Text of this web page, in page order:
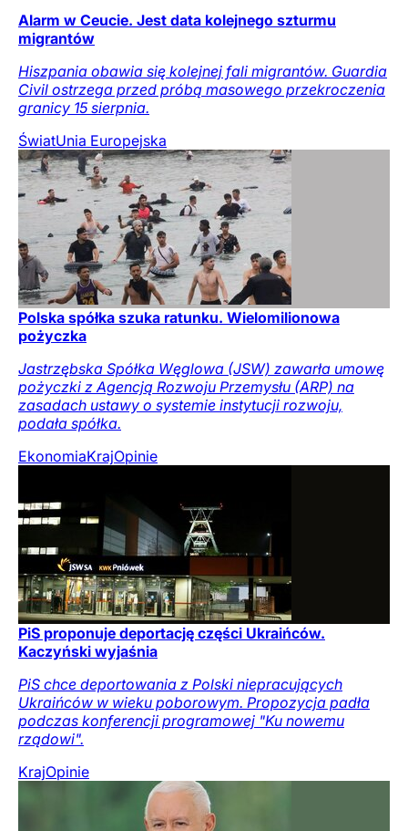
Alarm w Ceucie. Jest data kolejnego szturmu
migrantów
Hiszpania obawia się kolejnej fali migrantów. Guardia
Civil ostrzega przed próbą masowego przekroczenia
granicy 15 sierpnia.
ŚwiatUnia Europejska
Polska spółka szuka ratunku. Wielomilionowa
pożyczka
Jastrzębska Spółka Węglowa (JSW) zawarła umowę
pożyczki z Agencją Rozwoju Przemysłu (ARP) na
zasadach ustawy o systemie instytucji rozwoju,
podała spółka.
EkonomiaKrajOpinie
PiS proponuje deportację części Ukraińców.
Kaczyński wyjaśnia
PiS chce deportowania z Polski niepracujących
Ukraińców w wieku poborowym. Propozycja padła
podczas konferencji programowej "Ku nowemu
rządowi".
KrajOpinie